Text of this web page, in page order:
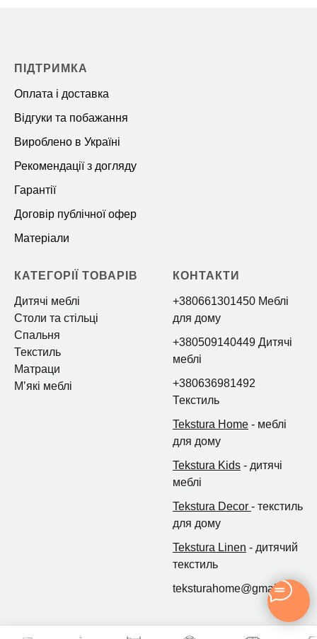
ПІДТРИМКА
Оплата і доставка
Відгуки та побажання
Вироблено в Україні
Рекомендації з догляду
Гарантії
Договір публічної офер
Матеріали
КАТЕГОРІЇ ТОВАРІВ
Дитячі меблі
Столи та стільці
Спальня
Текстиль
Матраци
Мʼякі меблі
КОНТАКТИ
+380661301450 Меблі
для дому
+380509140449 Дитячі
меблі
+380636981492
Текстиль
Tekstura Home - меблі
для дому
Tekstura Kids - дитячі
меблі
Tekstura Decor - текстиль
для дому
Tekstura Linen - дитячий
текстиль
teksturahome@gmail.com